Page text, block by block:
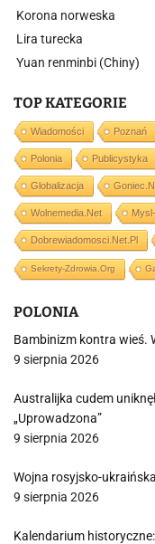
Korona norweska
Lira turecka
Yuan renminbi (Chiny)
TOP KATEGORIE
Wiadomości Poznań
Polonia Publicystyka
Globalizacja
Wolnemedia.net
Dobrewiadomosci.net.pl
Sekrety-Zdrowia.org
POLONIA
Bambinizm kontra wieś.
9 sierpnia 2026
Australijka cudem
„Uprowadzona”
9 sierpnia 2026
Wojna rosyjsko-
9 sierpnia 2026
Kalendarium